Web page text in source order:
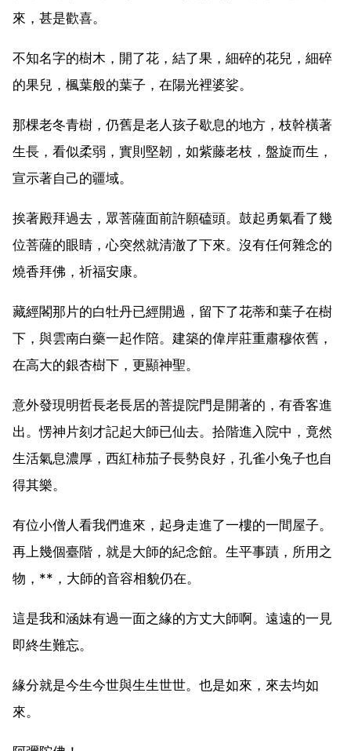
來，甚是歡喜。
不知名字的樹木，開了花，結了果，細碎的花兒，細碎
的果兒，楓葉般的葉子，在陽光裡婆娑。
那棵老冬青樹，仍舊是老人孩子歇息的地方，枝幹橫著
生長，看似柔弱，實則堅韌，如紫藤老枝，盤旋而生，
宣示著自己的疆域。
挨著殿拜過去，眾菩薩面前許願磕頭。鼓起勇氣看了幾
位菩薩的眼睛，心突然就清澈了下來。沒有任何雜念的
燒香拜佛，祈福安康。
藏經閣那片的白牡丹已經開過，留下了花蒂和葉子在樹
下，與雲南白藥一起作陪。建築的偉岸莊重肅穆依舊，
在高大的銀杏樹下，更顯神聖。
意外發現明哲長老長居的菩提院門是開著的，有香客進
出。愣神片刻才記起大師已仙去。拾階進入院中，竟然
生活氣息濃厚，西紅柿茄子長勢良好，孔雀小兔子也自
得其樂。
有位小僧人看我們進來，起身走進了一樓的一間屋子。
再上幾個臺階，就是大師的紀念館。生平事蹟，所用之
物，**，大師的音容相貌仍在。
這是我和涵妹有過一面之緣的方丈大師啊。遠遠的一見
即終生難忘。
緣分就是今生今世與生生世世。也是如來，來去均如
來。